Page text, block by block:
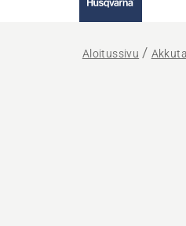
Aloitussivu